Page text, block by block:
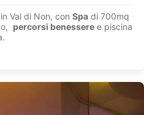
Val di Non, con Spa di 700mq
percorsi benessere e piscina